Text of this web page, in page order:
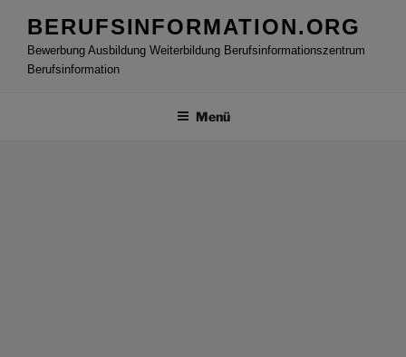
Inhalt
springen
BERUFSINFORMATION.ORG
Bewerbung Ausbildung Weiterbildung Berufsinformationszentrum
Berufsinformation
Menü